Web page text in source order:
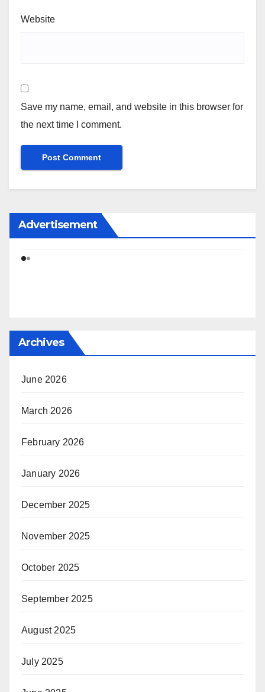
Website
Save my name, email, and website in this browser for
the next time I comment.
Advertisement
Archives
June 2026
March 2026
February 2026
January 2026
December 2025
November 2025
October 2025
September 2025
August 2025
July 2025